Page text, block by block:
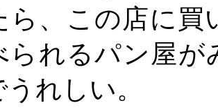
ら、この店に
られるパン屋
れしい。